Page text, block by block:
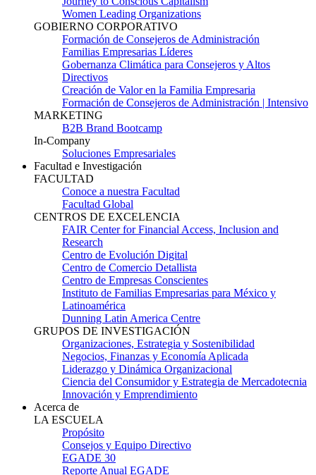
Women Leading Organizations
GOBIERNO CORPORATIVO
Formación de Consejeros de Administración
Familias Empresarias Líderes
Gobernanza Climática para Consejeros y Altos
Directivos
Creación de Valor en la Familia Empresaria
Formación de Consejeros de Administración | Intensivo
MARKETING
B2B Brand Bootcamp
In-Company
Soluciones Empresariales
Facultad e Investigación
FACULTAD
Conoce a nuestra Facultad
Facultad Global
CENTROS DE EXCELENCIA
FAIR Center for Financial Access, Inclusion and
Research
Centro de Evolución Digital
Centro de Comercio Detallista
Centro de Empresas Conscientes
Instituto de Familias Empresarias para México y
Latinoamérica
Dunning Latin America Centre
GRUPOS DE INVESTIGACIÓN
Organizaciones, Estrategia y Sostenibilidad
Negocios, Finanzas y Economía Aplicada
Liderazgo y Dinámica Organizacional
Ciencia del Consumidor y Estrategia de Mercadotecnia
Innovación y Emprendimiento
Acerca de
LA ESCUELA
Propósito
Consejos y Equipo Directivo
EGADE 30
Reporte Anual EGADE